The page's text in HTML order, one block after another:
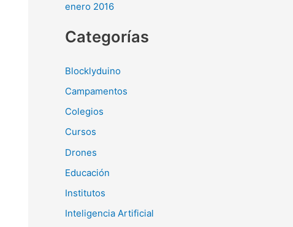
enero 2016
Categorías
Blocklyduino
Campamentos
Colegios
Cursos
Drones
Educación
Institutos
Inteligencia Artificial